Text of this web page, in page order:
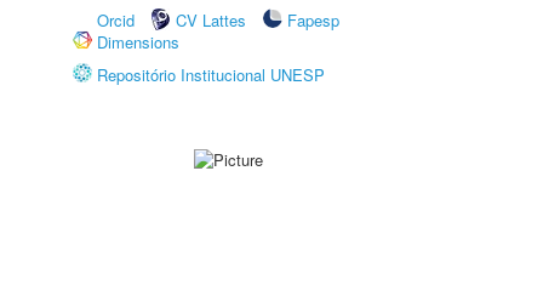
Orcid
CV Lattes
Fapesp
Dimensions
Repositório Institucional UNESP